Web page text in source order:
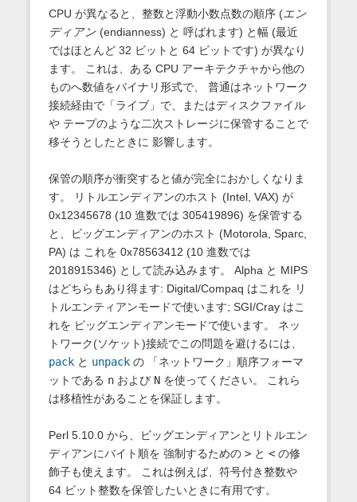
CPU が異なると、整数と浮動小数点数の順序 (エン
ディアン(endianness) と 呼ばれます) と幅 (最近
ではほとんど 32 ビットと 64 ビットです) が異なり
ます。 これは、ある CPU アーキテクチャから他の
ものへ数値をバイナリ形式で、 普通はネットワーク
接続経由で「ライブ」で、またはディスクファイル
や テープのような二次ストレージに保管することで
移そうとしたときに 影響します。
保管の順序が衝突すると値が完全におかしくなりま
す。 リトルエンディアンのホスト (Intel, VAX) が
0x12345678 (10 進数では 305419896) を保管する
と、ビッグエンディアンのホスト (Motorola, Sparc,
PA) は これを 0x78563412 (10 進数では
2018915346) として読み込みます。 Alpha と MIPS
はどちらもあり得ます: Digital/Compaq はこれを リ
トルエンティアンモードで使います; SGI/Cray はこ
れを ビッグエンディアンモードで使います。 ネッ
トワーク(ソケット)接続でこの問題を避けるには、
packと unpackの 「ネットワーク」順序フォーマ
ットである nおよび Nを使ってください。 これら
は移植性があることを保証します。
Perl 5.10.0 から、ビッグエンディアンとリトルエン
ディアンにバイト順を 強制するための >と <の修
飾子も使えます。 これは例えば、符号付き整数や
64 ビット整数を保管したいときに有用です。